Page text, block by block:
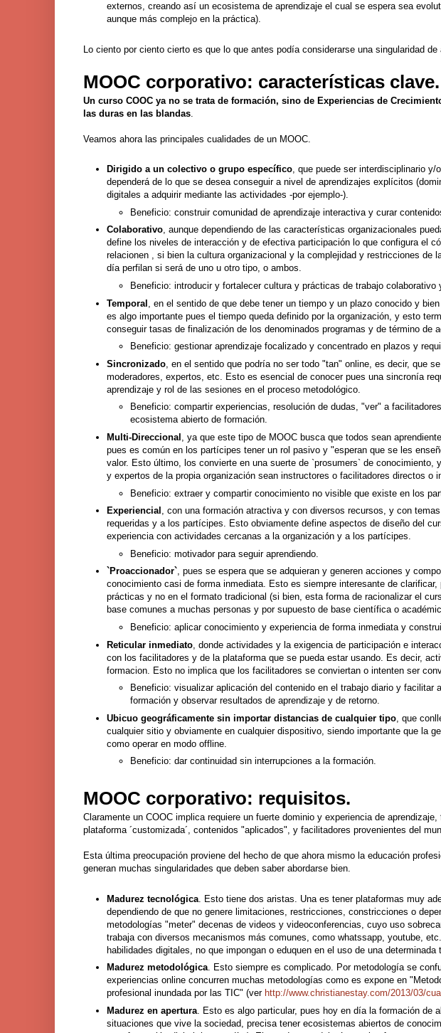
externos, creando así un ecosistema de aprendizaje el cual se espera sea
aunque más complejo en la práctica).
Lo ciento por ciento cierto es que lo que antes podía considerarse una singularidad
MOOC corporativo: características clave.
Un curso COOC ya no se trata de formación, sino de Experiencias de
las duras en las blandas
Veamos ahora las principales cualidades de un MOOC.
Dirigido a un colectivo o grupo específico, que puede ser interdisciplinario
dependerá de lo que se desea conseguir a nivel de aprendizajes explícitos
digitales a adquirir mediante las actividades -por ejemplo-).
Beneficio: construir comunidad de aprendizaje interactiva y curar
Colaborativo, aunque dependiendo de las características organizacionales
define los niveles de interacción y de efectiva participación lo que configura el
relacionen , si bien la cultura organizacional y la complejidad y restricciones de
día perfilan si será de uno u otro tipo, o ambos.
Beneficio: introducir y fortalecer cultura y prácticas de trabajo colaborativo
Temporal , en el sentido de que debe tener un tiempo y un plazo conocido y
es algo importante pues el tiempo queda definido por la organización, y esto
conseguir tasas de finalización de los denominados programas y de término de
Beneficio: gestionar aprendizaje focalizado y concentrado en plazos y
Sincronizado , en el sentido que podría no ser todo "tan" online, es decir, que
moderadores, expertos, etc. Esto es esencial de conocer pues una sincronía
aprendizaje y rol de las sesiones en el proceso metodológico.
Beneficio: compartir experiencias, resolución de dudas, "ver" a
ecosistema abierto de formación.
Multi-Direccional
, ya que este tipo de MOOC busca que todos sean
pues es común en los partícipes tener un rol pasivo y "esperan que se les
valor. Esto último, los convierte en una suerte de `prosumers` de conocimiento,
y expertos de la propia organización sean instructores o facilitadores directos o
Beneficio: extraer y compartir conocimiento no visible que existe en los
Experiencial , con una formación atractiva y con diversos recursos, y con
requeridas y a los partícipes. Esto obviamente define aspectos de diseño del
experiencia con actividades cercanas a la organización y a los partícipes.
Beneficio: motivador para seguir aprendiendo.
`Proaccionador`, pues se espera que se adquieran y generen acciones y
conocimiento casi de forma inmediata. Esto es siempre interesante de
prácticas y no en el formato tradicional (si bien, esta forma de racionalizar el
base comunes a muchas personas y por supuesto de base científica o
Beneficio: aplicar conocimiento y experiencia de forma inmediata y
Reticular inmediato , donde actividades y la exigencia de participación e
con los facilitadores y de la plataforma que se pueda estar usando. Es decir,
formacion. Esto no implica que los facilitadores se conviertan o intenten ser
Beneficio: visualizar aplicación del contenido en el trabajo diario y facilitar
formación y observar resultados de aprendizaje y de retorno.
Ubicuo geográficamente sin importar distancias de cualquier tipo , que
cualquier sitio y obviamente en cualquier dispositivo, siendo importante que la
como operar en modo offline.
Beneficio: dar continuidad sin interrupciones a la formación.
MOOC corporativo: requisitos.
Claramente un COOC implica requiere un fuerte dominio y experiencia de
plataforma ´customizada´, contenidos "aplicados", y facilitadores provenientes del
Esta última preocupación proviene del hecho de que ahora mismo la educación
generan muchas singularidades que deben saber abordarse bien.
Madurez tecnológica . Esto tiene dos aristas. Una es tener plataformas muy
dependiendo de que no genere limitaciones, restricciones, constricciones o
metodologías "meter" decenas de videos y videoconferencias, cuyo uso
trabaja con diversos mecanismos más comunes, como whatssapp, youtube,
habilidades digitales, no que impongan o eduquen en el uso de una determinada
Madurez metodológica. Esto siempre es complicado. Por metodología se
experiencias online concurren muchas metodologías como es expone en
profesional inundada por las TIC" (ver http://www.christianestay.com/2013/03/
Madurez en apertura . Esto es algo particular, pues hoy en día la formación de
situaciones que vive la sociedad, precisa tener ecosistemas abiertos de